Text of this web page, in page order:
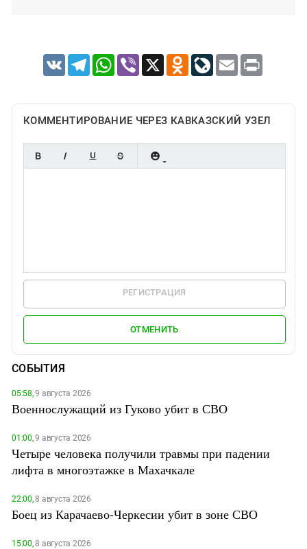
VK TelegramWhatsApp
Viber X Odnoklassniki
LiveJournal
Email Print
КОММЕНТИРОВАНИЕ ЧЕРЕЗ КАВКАЗСКИЙ УЗЕЛ
РЕГИСТРАЦИЯ
ОТМЕНИТЬ
СОБЫТИЯ
05:58,9 августа 2026
Военнослужащий из Гуково убит в СВО
01:00,9 августа 2026
Четыре человека получили травмы при падении
лифта в многоэтажке в Махачкале
22:00,8 августа 2026
Боец из Карачаево-Черкесии убит в зоне СВО
15:00,8 августа 2026